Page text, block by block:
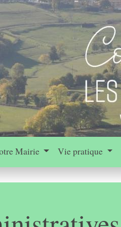
Mairie Vie pratique